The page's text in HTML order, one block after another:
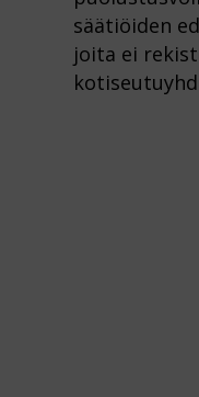
säätiöiden
joita ei